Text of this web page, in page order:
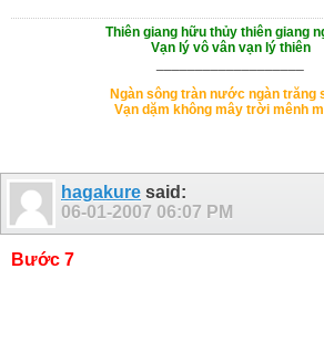
Thiên giang hữu thủy thiên giang
Vạn lý vô vân vạn lý thiên
Ngàn sông tràn nước ngàn trăng
Vạn dặm không mây trời mênh
hagakure said:
06-01-2007 06:07 PM
Bước 7